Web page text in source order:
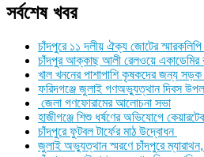
সর্বশেষ খবর
চাঁদপুরে ১১ দলীয় ঐক্য জোটের স্মারকলিপি
চাঁদপুর আক্কাছ আলী রেলওয়ে একাডেমির
খাল খননের পাশাপাশি কৃষকদের জন্য সড়ক
ফরিদগঞ্জে জুলাই গণঅভ্যুত্থান দিবস
জেলা গণফোরামের আলোচনা সভা
হাজীগঞ্জে শিশু ধর্ষণের অভিযোগে
চাঁদপুরে ফুটবল টার্ফের মাঠ উদ্বোধন
জুলাই অভ্যুত্থান স্মরণে চাঁদপুরে